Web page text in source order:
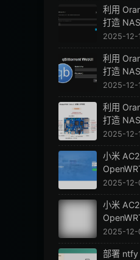
利用
打造
置
硬件加速
2025-12-
利用
打造
置
Helper
2025-12-
利用
打造
载硬盘并
2025-12-
小米
（二）
2025-12-
小米
（一）
2025-12-
部署 ntfy